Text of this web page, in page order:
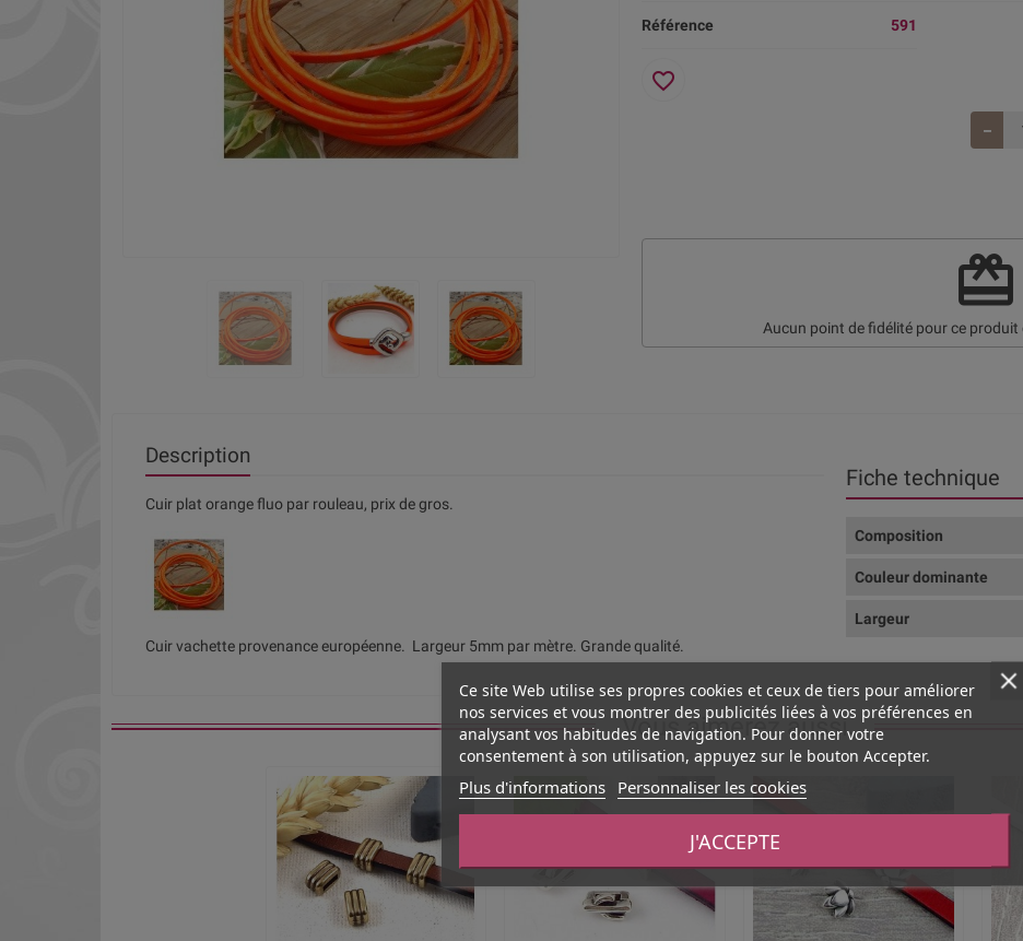
Référence 591
favorite_border
redeem
Aucun point de fidélité pour ce produit
Description
Cuir plat orange fluo par rouleau, prix de gros.
Cuir vachette provenance européenne. Largeur 5mm par mètre. Grande qualité.
Fiche technique
Composition
Couleur dominante
Largeur
Vous aimerez aussi
Ce site Web utilise ses propres cookies et ceux de tiers pour améliorer
nos services et vous montrer des publicités liées à vos préférences en
analysant vos habitudes de navigation. Pour donner votre
consentement à son utilisation, appuyez sur le bouton Accepter.
Plus d'informations Personnaliser les cookies
J'ACCEPTE